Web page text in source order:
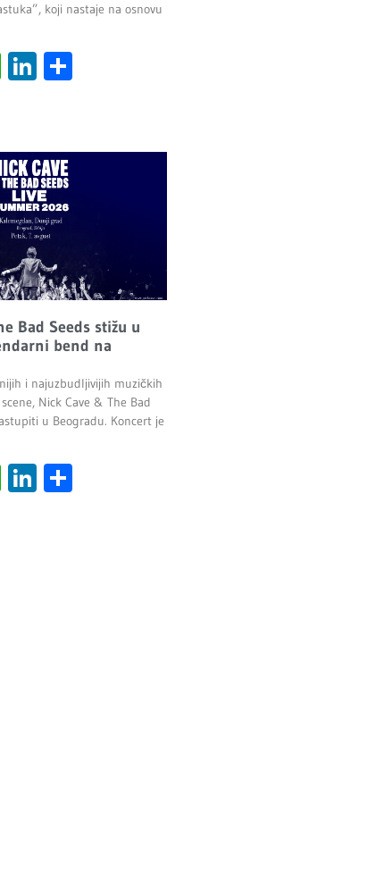
koji nastaje na osnovu
WhatsApp
LinkedIn
Bad Seeds stižu u
bend na
i najuzbudljivijih muzičkih
Nick Cave & The Bad
u Beogradu. Koncert je
WhatsApp
LinkedIn